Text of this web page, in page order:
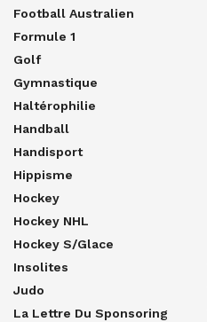
Football Australien
Formule 1
Golf
Gymnastique
Haltérophilie
Handball
Handisport
Hippisme
Hockey
Hockey NHL
Hockey S/glace
Insolites
Judo
La Lettre Du Sponsoring